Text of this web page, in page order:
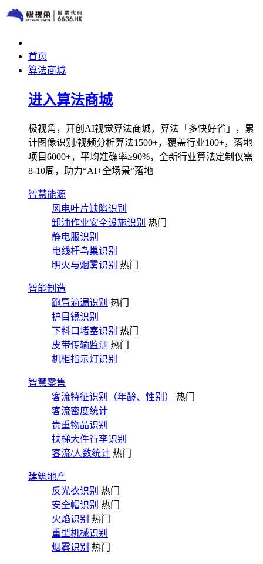
首页
算法商城
进入算法商城
极视角，开创AI视觉算法商城，算法「多快好省」，累
计图像识别/视频分析算法1500+，覆盖行业100+，落地
项目6000+，平均准确率≥90%，全新行业算法定制仅需
8-10周，助力“AI+全场景”落地
智慧能源
风电叶片缺陷识别
卸油作业安全设施识别 热门
静电服识别
电线杆鸟巢识别
明火与烟雾识别 热门
智能制造
跑冒滴漏识别 热门
护目镜识别
下料口堵塞识别 热门
皮带传输监测 热门
机柜指示灯识别
智慧零售
客流特征识别（年龄、性别）
热门
客流密度统计
贵重物品识别
扶梯大件行李识别
客流/人数统计 热门
建筑地产
反光衣识别 热门
安全帽识别 热门
火焰识别 热门
重型机械识别
烟雾识别 热门